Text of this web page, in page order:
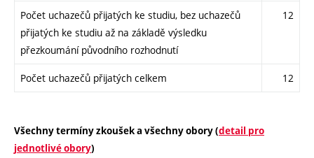
Počet uchazečů přijatých ke studiu, bez uchazečů
přijatých ke studiu až na základě výsledku
přezkoumání původního rozhodnutí
12
Počet uchazečů přijatých celkem 12
Všechny termíny zkoušek a všechny obory (detail pro
jednotlivé obory)